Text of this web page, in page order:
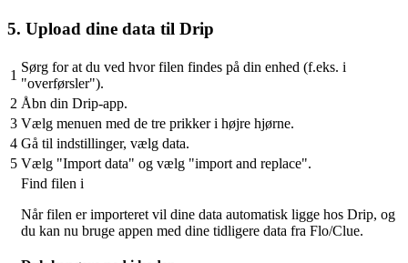
5. Upload dine data til Drip
1
Sørg for at du ved hvor filen findes på din enhed (f.eks. i
"overførsler").
2 Åbn din Drip-app.
3 Vælg menuen med de tre prikker i højre hjørne.
4 Gå til indstillinger, vælg data.
5 Vælg "Import data" og vælg "import and replace".
Find filen i
Når filen er importeret vil dine data automatisk ligge hos Drip, og
du kan nu bruge appen med dine tidligere data fra Flo/Clue.